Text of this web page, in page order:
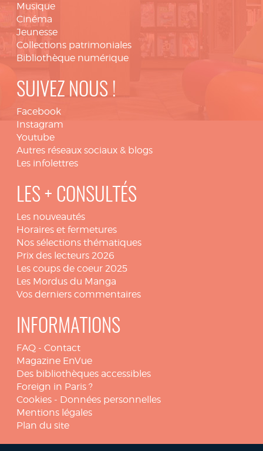
Musique
Cinéma
Jeunesse
Collections patrimoniales
Bibliothèque numérique
SUIVEZ NOUS !
Facebook
Instagram
Youtube
Autres réseaux sociaux & blogs
Les infolettres
LES + CONSULTÉS
Les nouveautés
Horaires et fermetures
Nos sélections thématiques
Prix des lecteurs 2026
Les coups de coeur 2025
Les Mordus du Manga
Vos derniers commentaires
INFORMATIONS
FAQ - Contact
Magazine EnVue
Des bibliothèques accessibles
Foreign in Paris ?
Cookies - Données personnelles
Mentions légales
Plan du site